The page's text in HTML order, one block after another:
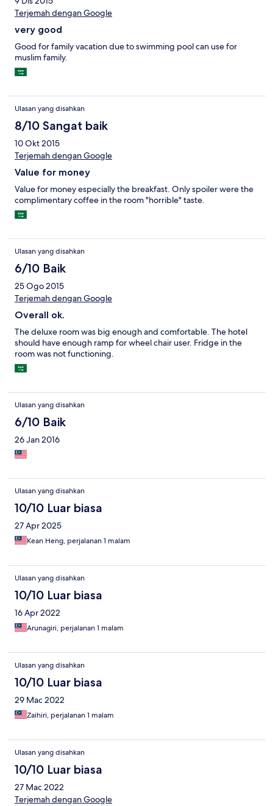
Terjemah dengan Google
very good
Good for family vacation due to swimming pool can use for
muslim family.
Ulasan yang disahkan
8/10 Sangat baik
10 Okt 2015
Terjemah dengan Google
Value for money
Value for money especially the breakfast. Only spoiler were the
complimentary coffee in the room "horrible" taste.
Ulasan yang disahkan
6/10 Baik
25 Ogo 2015
Terjemah dengan Google
Overall ok.
The deluxe room was big enough and comfortable. The hotel
should have enough ramp for wheel chair user. Fridge in the
room was not functioning.
Ulasan yang disahkan
6/10 Baik
26 Jan 2016
Ulasan yang disahkan
10/10 Luar biasa
27 Apr 2025
Kean Heng, perjalanan 1 malam
Ulasan yang disahkan
10/10 Luar biasa
16 Apr 2022
Arunagiri, perjalanan 1 malam
Ulasan yang disahkan
10/10 Luar biasa
29 Mac 2022
Zaihiri, perjalanan 1 malam
Ulasan yang disahkan
10/10 Luar biasa
27 Mac 2022
Terjemah dengan Google